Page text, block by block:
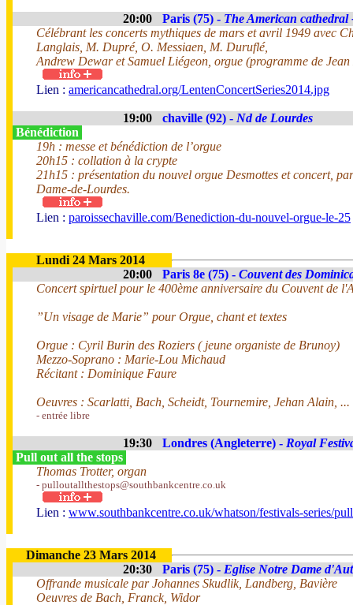
20:00 Paris (75) - The American cathedral
Célébrant les concerts mythiques de mars et avril 1949 avec
Langlais, M. Dupré, O. Messiaen, M. Duruflé,
Andrew Dewar et Samuel Liégeon, orgue (programme de
Lien : americancathedral.org/LentenConcertSeries2014.jpg
19:00 chaville (92) - Nd de Lourdes
Bénédiction
19h : messe et bénédiction de l’orgue
20h15 : collation à la crypte
21h15 : présentation du nouvel orgue Desmottes et concert,
Dame-de-Lourdes.
Lien : paroissechaville.com/Benediction-du-nouvel-orgue-le-25
Lundi 24 Mars 2014
20:00
Paris 8e (75) - Couvent des
Concert spirtuel pour le 400ème anniversaire du Couvent de
”Un visage de Marie” pour Orgue, chant et textes
Orgue : Cyril Burin des Roziers ( jeune organiste de Brunoy)
Mezzo-Soprano : Marie-Lou Michaud
Récitant : Dominique Faure
Oeuvres : Scarlatti, Bach, Scheidt, Tournemire, Jehan Alain, ...
- entrée libre
19:30 Londres (Angleterre) - Royal
Pull out all the stops
Thomas Trotter, organ
- pulloutallthestops@southbankcentre.co.uk
Lien : www.southbankcentre.co.uk/whatson/festivals-series/
Dimanche 23 Mars 2014
20:30
Paris (75) - Eglise Notre Dame
Offrande musicale par Johannes Skudlik, Landberg, Bavière
Oeuvres de Bach, Franck, Widor